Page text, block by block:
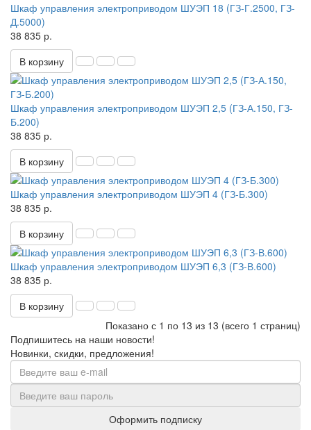
Шкаф управления электроприводом ШУЭП 18 (ГЗ-Г.2500, ГЗ-
Д.5000)
38 835 р.
В корзину
Шкаф управления электроприводом ШУЭП 2,5 (ГЗ-А.150, ГЗ-
Б.200)
38 835 р.
В корзину
Шкаф управления электроприводом ШУЭП 4 (ГЗ-Б.300)
38 835 р.
В корзину
Шкаф управления электроприводом ШУЭП 6,3 (ГЗ-В.600)
38 835 р.
В корзину
Показано с 1 по 13 из 13 (всего 1 страниц)
Подпишитесь на наши новости!
Новинки, скидки, предложения!
Оформить подписку